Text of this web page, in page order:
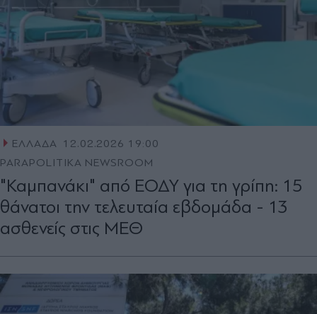
ΕΛΛΑΔΑ
12.02.2026 19:00
PARAPOLITIKA NEWSROOM
"Καμπανάκι" από ΕΟΔΥ για τη γρίπη: 15
θάνατοι την τελευταία εβδομάδα - 13
ασθενείς στις ΜΕΘ